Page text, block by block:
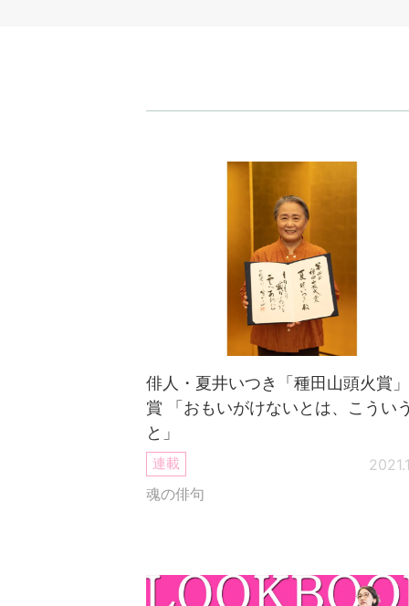
俳人・夏井いつき「種田山頭火賞
賞 「おもいがけないとは、こうい
と」
連載
魂の俳句